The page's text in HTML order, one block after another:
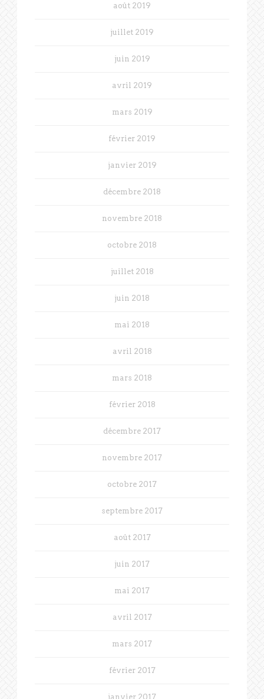
août 2019
juillet 2019
juin 2019
avril 2019
mars 2019
février 2019
janvier 2019
décembre 2018
novembre 2018
octobre 2018
juillet 2018
juin 2018
mai 2018
avril 2018
mars 2018
février 2018
décembre 2017
novembre 2017
octobre 2017
septembre 2017
août 2017
juin 2017
mai 2017
avril 2017
mars 2017
février 2017
janvier 2017